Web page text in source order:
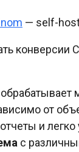
— self-
от
и
с